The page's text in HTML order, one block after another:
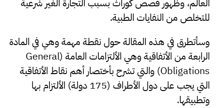
العالم، وظهور قصص كوراث بسبب التجارة الغير شرعية
للتخلص من النفايات الطبية.
وسأتطرق في هذه المقالة حول نقطة مهمة وهي في المادة
الرابعة من الأتفاقية وهي الألتزامات العامة (General
Obligations) والتي تشرح بأختصار أهم نقاط الأتفاقية
التي يجب على دول الأطراف (175 دولة) الألتزام بها
وتطبيقها.